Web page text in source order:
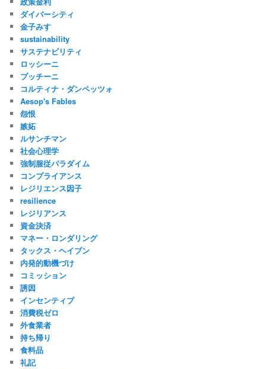
ダイバーシティ
金子みすゞ
sustainability
サステナビリティ
ロッシーニ
プッチーニ
コルティナ・ダンペッツォ
Aesop's Fables
怨恨
嫉妬
ルサンチマン
社会心理学
強制服従パラダイム
コンプライアンス
レジリエンス因子
resilience
レジリアンス
資金決済
マネー・ロンダリング
タックス・ヘイブン
内発的動機づけ
コミッション
誘因
インセンティブ
消費税ゼロ
外食業者
持ち帰り
食料品
礼記